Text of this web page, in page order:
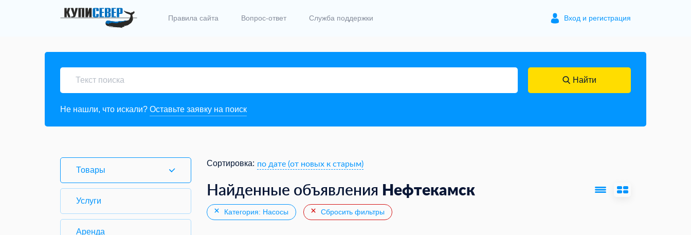
Правила сайта Вопрос-ответ Служба поддержки Вход и регистрация
Найти
Не нашли, что искали? Оставьте заявку на поиск
Товары
Услуги
Аренда
Сортировка: по дате (от новых к старым)
Найденные объявления Нефтекамск
Категория: Насосы Сбросить фильтры